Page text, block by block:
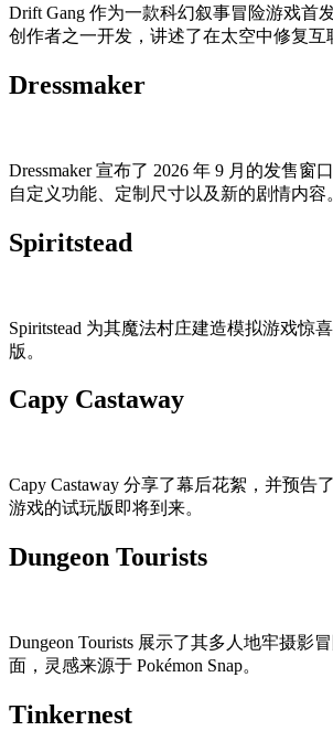
Drift Gang 作为一款科幻叙事冒险游戏首
创作者之一开发，讲述了在太空中修复互
Dressmaker
Dressmaker 宣布了 2026 年 9 月的发售窗
自定义功能、定制尺寸以及新的剧情内容
Spiritstead
Spiritstead 为其魔法村庄建造模拟游戏惊
版。
Capy Castaway
Capy Castaway 分享了幕后花絮，并预告
游戏的试玩版即将到来。
Dungeon Tourists
Dungeon Tourists 展示了其多人地牢摄影
面，灵感来源于 Pokémon Snap。
Tinkernest